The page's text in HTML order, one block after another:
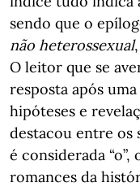
sendo que o
não heterossexual
O leitor que se
resposta após
hipóteses e
destacou entre os
é considerada “o”,
romances da